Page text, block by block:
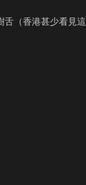
舌（香港甚少看見這